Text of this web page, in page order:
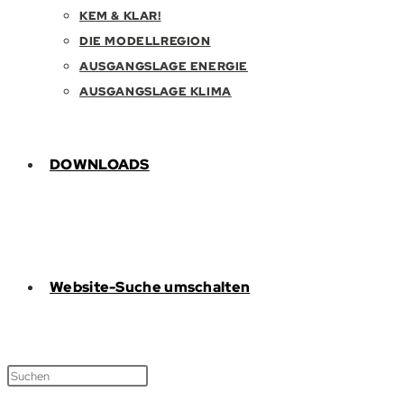
KEM & KLAR!
DIE MODELLREGION
AUSGANGSLAGE ENERGIE
AUSGANGSLAGE KLIMA
DOWNLOADS
Website-Suche umschalten